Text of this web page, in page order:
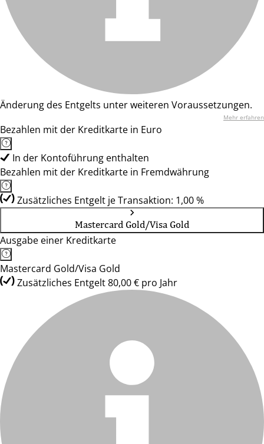
Änderung des Entgelts unter weiteren Voraussetzungen.
Mehr erfahren
Bezahlen mit der Kreditkarte in Euro
In der Kontoführung enthalten
Bezahlen mit der Kreditkarte in Fremdwährung
Zusätzliches Entgelt je Transaktion: 1,00 %
Mastercard Gold/Visa Gold
Ausgabe einer Kreditkarte
Mastercard Gold/Visa Gold
Zusätzliches Entgelt 80,00 € pro Jahr